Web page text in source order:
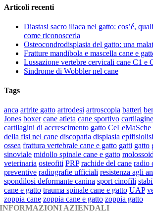
Articoli recenti
Diastasi sacro iliaca nel gatto: cos’é,
come riconoscerla
Osteocondrodisplasia del gatto: una
Fratture mandibola e mascella cane e
Lussazione vertebre cervicali cane C1 e
Sindrome di Wobbler nel cane
Tags
anca artrite gatto artrodesi artroscopia batteri
Jones boxer cane atleta cane sportivo
cartilagini di accrescimento gatto CeLeMaSche
della fisi nel cane discopatia displasia epifisiolisi
ossea frattura vertebrale cane e gatto gatti gatto
sinoviale midollo spinale cane e gatto
veterinaria osteofiti PRP rachide del cane radio
preventive radiografie ufficiali resistenza agli
spondilosi deformante canina sport cinofili
cane e gatto trauma spinale cane e gatto UAP
zoppia cane zoppia cane e gatto zoppia gatto
INFORMAZIONI AZIENDALI